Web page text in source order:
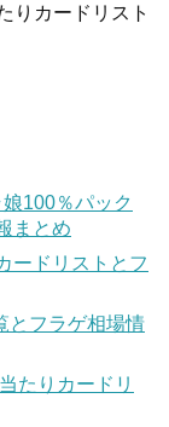
りカードリスト
100％パック
まとめ
ードリストとフ
とフラゲ相場情
たりカードリ